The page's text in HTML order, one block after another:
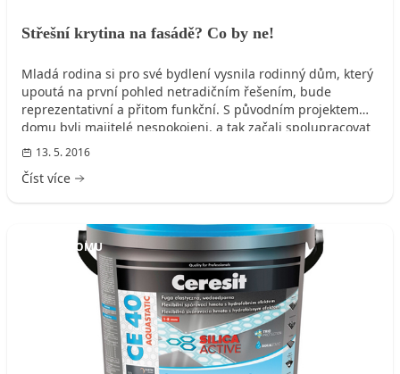
Střešní krytina na fasádě? Co by ne!
Mladá rodina si pro své bydlení vysnila rodinný dům, který
upoutá na první pohled netradičním řešením, bude
reprezentativní a přitom funkční. S původním projektem
domu byli majitelé nespokojeni, a tak začali spolupracovat
s architekty z MIO architects. Ti z dřívějšího projektu
zachovali velké prosklení a otevřenou galerii, s nímž skvěle
ladí tmavě šedá falcovaná střešní krytina Lindab SRP Click.
Aby dům působil kompaktně, je tato krytina využita i na
kombinace fasády na bočních zdech s bílými štíty, do nichž
jsou umístěna okna s výrazným orámováním.
13. 5. 2016
Číst více
FASÁDA DOMU